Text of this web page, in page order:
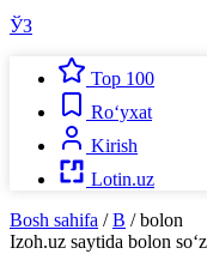
ЎЗ
Top 100
Ro‘yxat
Kirish
Lotin.uz
Bosh sahifa / B / bolon
Izoh.uz saytida bolon